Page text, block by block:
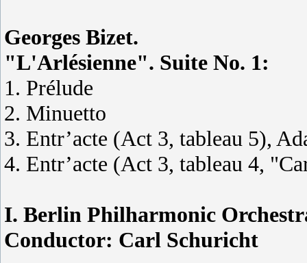
Georges Bizet.
"L'Arlésienne". Suite No. 1:
1. Prélude
2. Minuetto
3. Entr’acte (Act 3, tableau 5),
4. Entr’acte (Act 3, tableau 4,
I. Berlin Philharmonic
Conductor: Carl Schuricht